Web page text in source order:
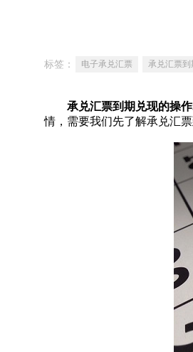
标签： 电子承兑汇票 承兑汇票到
承兑汇票到期兑现的操
情，需要我们先了解承兑汇